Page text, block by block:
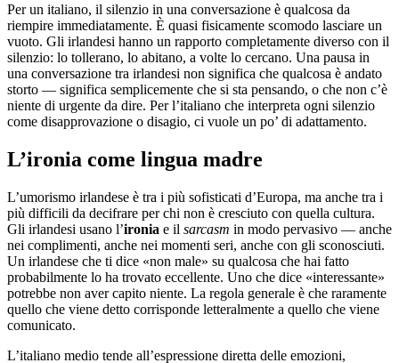
Per un italiano, il silenzio in una conversazione è qualcosa da
riempire immediatamente. È quasi fisicamente scomodo lasciare un
vuoto. Gli irlandesi hanno un rapporto completamente diverso con il
silenzio: lo tollerano, lo abitano, a volte lo cercano. Una pausa in
una conversazione tra irlandesi non significa che qualcosa è andato
storto — significa semplicemente che si sta pensando, o che non c’è
niente di urgente da dire. Per l’italiano che interpreta ogni silenzio
come disapprovazione o disagio, ci vuole un po’ di adattamento.
L’ironia come lingua madre
L’umorismo irlandese è tra i più sofisticati d’Europa, ma anche tra i
più difficili da decifrare per chi non è cresciuto con quella cultura.
Gli irlandesi usano l’ironia e il sarcasm in modo pervasivo — anche
nei complimenti, anche nei momenti seri, anche con gli sconosciuti.
Un irlandese che ti dice «non male» su qualcosa che hai fatto
probabilmente lo ha trovato eccellente. Uno che dice «interessante»
potrebbe non aver capito niente. La regola generale è che raramente
quello che viene detto corrisponde letteralmente a quello che viene
comunicato.
L’italiano medio tende all’espressione diretta delle emozioni,